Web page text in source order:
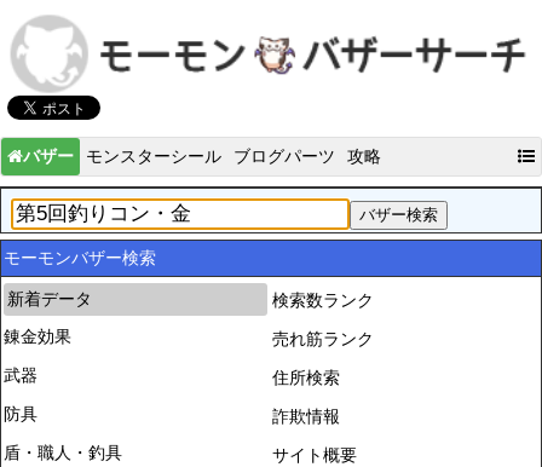
バザー モンスターシール ブログパーツ 攻略
モーモンバザー検索
新着データ
錬金効果
武器
防具
盾・職人・釣具
検索数ランク
売れ筋ランク
住所検索
詐欺情報
サイト概要